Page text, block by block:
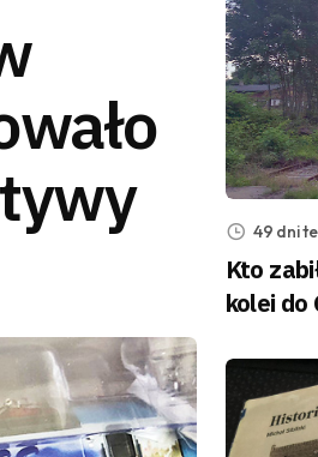
49 dni
Kto
kolei do